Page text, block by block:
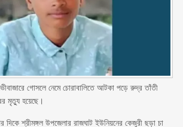
গোসলে নেমে চোরাবালিতে আটকা পড়ে রুদ্র তাঁতী
মৃত্যু হয়েছে।
শ্রীমঙ্গল উপজেলার রাজঘাট ইউনিয়নের কেজুরী ছড়া চা